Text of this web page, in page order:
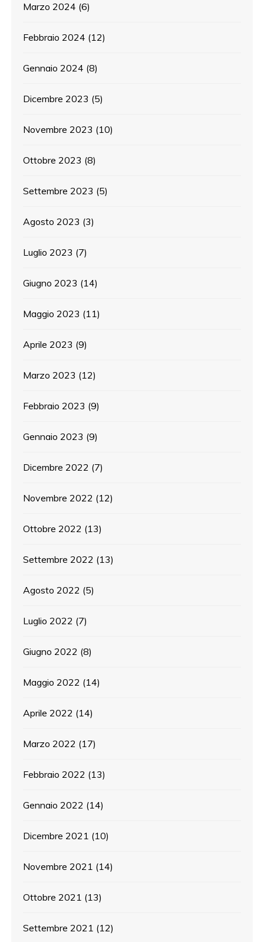
Marzo 2024 (6)
Febbraio 2024 (12)
Gennaio 2024 (8)
Dicembre 2023 (5)
Novembre 2023 (10)
Ottobre 2023 (8)
Settembre 2023 (5)
Agosto 2023 (3)
Luglio 2023 (7)
Giugno 2023 (14)
Maggio 2023 (11)
Aprile 2023 (9)
Marzo 2023 (12)
Febbraio 2023 (9)
Gennaio 2023 (9)
Dicembre 2022 (7)
Novembre 2022 (12)
Ottobre 2022 (13)
Settembre 2022 (13)
Agosto 2022 (5)
Luglio 2022 (7)
Giugno 2022 (8)
Maggio 2022 (14)
Aprile 2022 (14)
Marzo 2022 (17)
Febbraio 2022 (13)
Gennaio 2022 (14)
Dicembre 2021 (10)
Novembre 2021 (14)
Ottobre 2021 (13)
Settembre 2021 (12)